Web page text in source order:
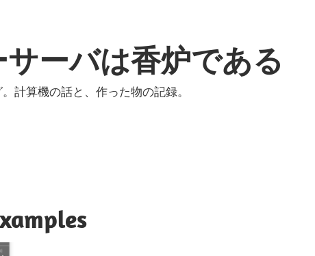
サーバは香炉である
計算機の話と、作った物の記録。